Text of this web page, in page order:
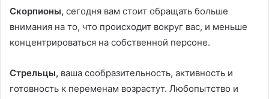
Скорпионы, сегодня вам стоит обращать больше
внимания на то, что происходит вокруг вас, и меньше
концентрироваться на собственной персоне.
Стрельцы, ваша сообразительность, активность и
готовность к переменам возрастут. Любопытство и